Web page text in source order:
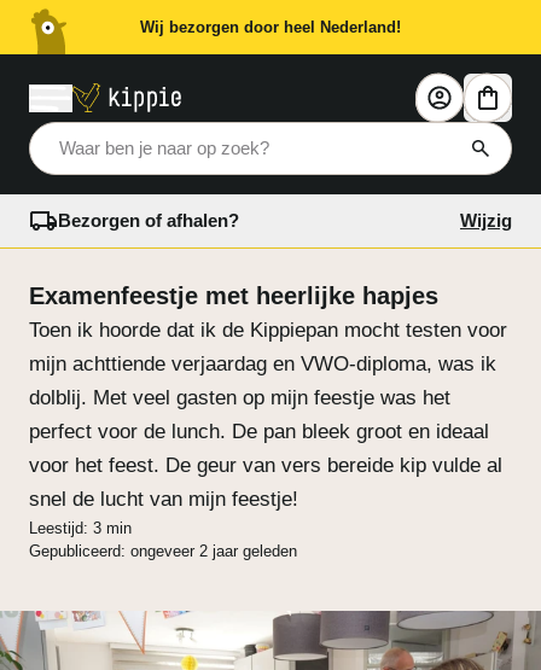
Wij bezorgen door heel Nederland!
Waar ben je naar op zoek?
Bezorgen of afhalen? Wijzig
Examenfeestje met heerlijke hapjes
Toen ik hoorde dat ik de Kippiepan mocht testen voor
mijn achttiende verjaardag en VWO-diploma, was ik
dolblij. Met veel gasten op mijn feestje was het
perfect voor de lunch. De pan bleek groot en ideaal
voor het feest. De geur van vers bereide kip vulde al
snel de lucht van mijn feestje!
Leestijd: 3 min
Gepubliceerd: ongeveer 2 jaar geleden